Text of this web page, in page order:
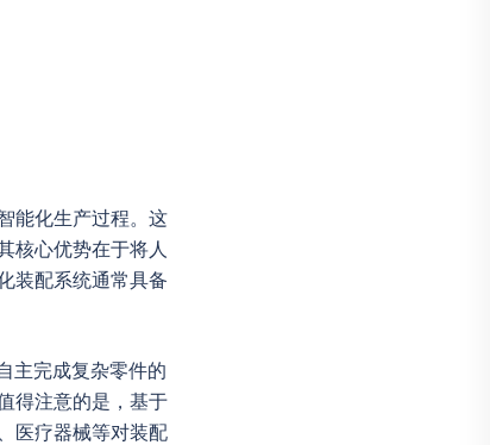
能化生产过程。这
核心优势在于将人
装配系统通常具备
主完成复杂零件的
得注意的是，基于
医疗器械等对装配